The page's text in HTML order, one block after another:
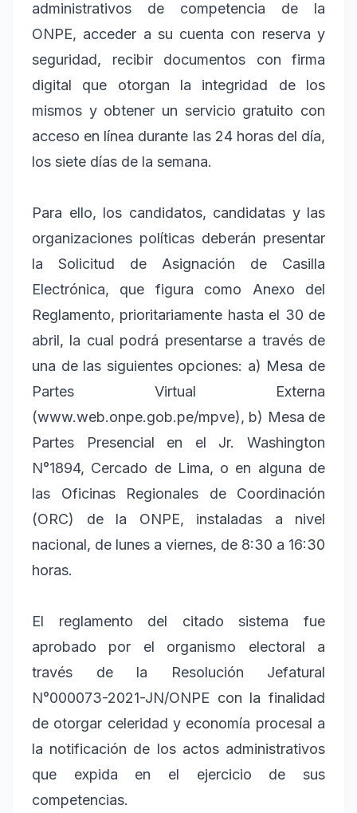
administrativos de competencia de la
ONPE, acceder a su cuenta con reserva y
seguridad, recibir documentos con firma
digital que otorgan la integridad de los
mismos y obtener un servicio gratuito con
acceso en línea durante las 24 horas del día,
los siete días de la semana.
Para ello, los candidatos, candidatas y las
organizaciones políticas deberán presentar
la Solicitud de Asignación de Casilla
Electrónica, que figura como Anexo del
Reglamento, prioritariamente hasta el 30 de
abril, la cual podrá presentarse a través de
una de las siguientes opciones: a) Mesa de
Partes Virtual Externa
(www.web.onpe.gob.pe/mpve), b) Mesa de
Partes Presencial en el Jr. Washington
N°1894, Cercado de Lima, o en alguna de
las Oficinas Regionales de Coordinación
(ORC) de la ONPE, instaladas a nivel
nacional, de lunes a viernes, de 8:30 a 16:30
horas.
El reglamento del citado sistema fue
aprobado por el organismo electoral a
través de la Resolución Jefatural
N°000073-2021-JN/ONPE con la finalidad
de otorgar celeridad y economía procesal a
la notificación de los actos administrativos
que expida en el ejercicio de sus
competencias.